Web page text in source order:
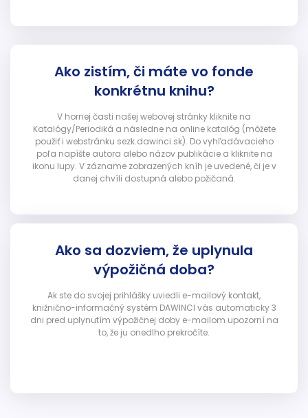
Ako zistím, či máte vo fonde
konkrétnu knihu?
V hornej časti našej webovej stránky kliknite na
Katalógy/Periodiká a následne na online katalóg (môžete
použiť i webstránku sezk.dawinci.sk). Do vyhľadávacieho
poľa napíšte autora alebo názov publikácie a kliknite na
ikonu lupy. V zázname zobrazených kníh je uvedené, či je v
danej chvíli dostupná alebo požičaná.
Ako sa dozviem, že uplynula
výpožičná doba?
Ak ste do svojej prihlášky uviedli e-mailový kontakt,
knižnično-informačný systém DAWINCI vás automaticky 3
dni pred uplynutím výpožičnej doby e-mailom upozorní na
to, že ju onedlho prekročíte.